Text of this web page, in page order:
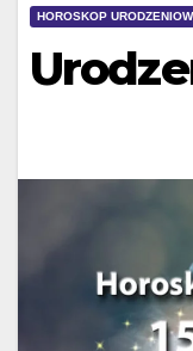
HOROSKOP